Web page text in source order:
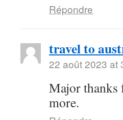
Répondre
travel to
22 août 2023 at
Major thanks
more.